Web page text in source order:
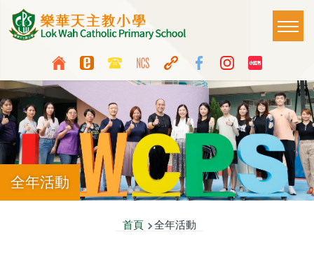
移至主內容
Top
Media
Icon
Button
Language
switcher
Main
全年活動
首頁 全年活動